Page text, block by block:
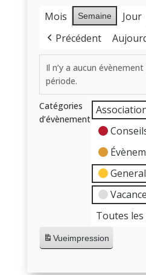
Mois Semaine
Jour
Précédent
Il n’y a aucun
période.
Catégories
d’évènement
General
Toutes
Vueimpression